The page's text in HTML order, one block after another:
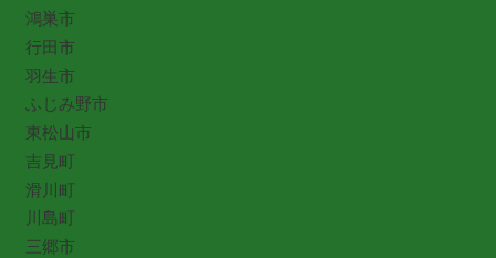
鴻巣市
行田市
羽生市
ふじみ野市
東松山市
吉見町
滑川町
川島町
三郷市